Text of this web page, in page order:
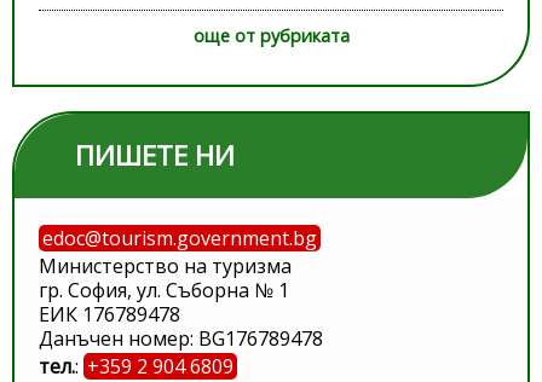
още от рубриката
ПИШЕТЕ НИ
edoc@tourism.government.bg
Министерство на туризма
гр. София, ул. Съборна № 1
ЕИК 176789478
Данъчен номер: BG176789478
тел.: +359 2 904 6809